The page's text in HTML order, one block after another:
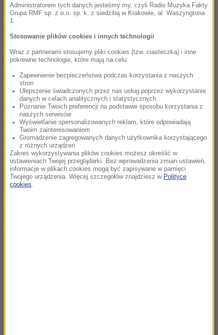
komunikacie Zarządu Dróg, Zieleni i Transportu.
Czy w związku z zawieszeniem kursowania linii nr 3
linie? Na razie nie ma takiej potrzeby, ponieważ
obecnie jeżdżące tramwaje nie są przeładowane.
Jak dodają urzędnicy związani z transportem - nikt
nie chce, aby tramwaje jeździły puste.
W Olsztynie trwa teraz budowa kolejnych torowisk
tramwajowych. Miasto zamówiło turecie tramwaje
Panorama, które będą poruszały się po nowych
trasach.Budowana sieć umożliwi m.in. dojazd
tramwajem z Pieczewa do centrum.
Administratorem tych danych jesteśmy my, czyli Radio Muzyka Fakty
Grupa RMF sp. z o.o. sp. k. z siedzibą w Krakowie, al. Waszyngtona
1.
Stosowanie plików cookies i innych technologii
Wraz z partnerami stosujemy pliki cookies (tzw. ciasteczka) i inne
pokrewne technologie, które mają na celu:
Zapewnienie bezpieczeństwa podczas korzystania z naszych
stron
Ulepszenie świadczonych przez nas usług poprzez wykorzystanie
danych w celach analitycznych i statystycznych
Poznanie Twoich preferencji na podstawie sposobu korzystania z
naszych serwisów
Wyświetlanie spersonalizowanych reklam, które odpowiadają
Twoim zainteresowaniom
Gromadzenie zagregowanych danych użytkownika korzystającego
z różnych urządzeń
Zakres wykorzystywania plików cookies możesz określić w
ustawieniach Twojej przeglądarki. Bez wprowadzenia zmian ustawień,
informacje w plikach cookies mogą być zapisywane w pamięci
Twojego urządzenia. Więcej szczegółów znajdziesz w Polityce
cookies